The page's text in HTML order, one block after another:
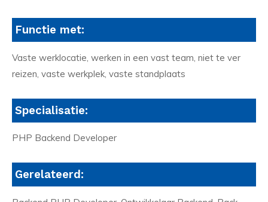
Functie met:
Vaste werklocatie, werken in een vast team, niet te ver
reizen, vaste werkplek, vaste standplaats
Specialisatie:
PHP Backend Developer
Gerelateerd: